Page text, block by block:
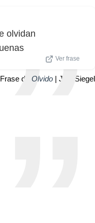
olvidan
Ver frase
Frase de Olvido | Joel Siegel